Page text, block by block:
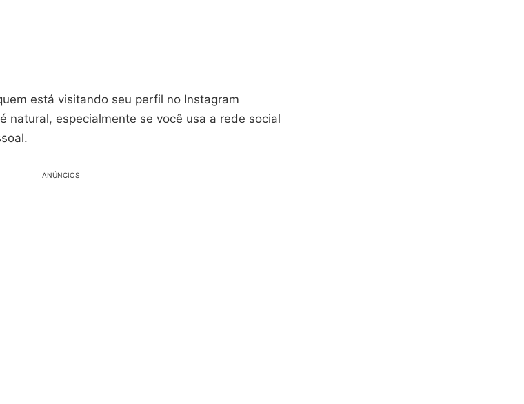
está visitando seu perfil no Instagram
natural, especialmente se você usa a rede social
ANÚNCIOS